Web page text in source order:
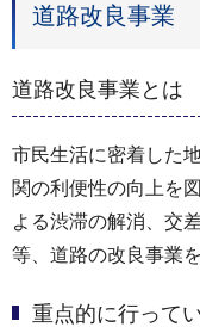
道路改良事業
道路改良事業とは
市民生活に密着した
関の利便性の向上を
よる渋滞の解消、交
等、道路の改良事業
重点的に行って